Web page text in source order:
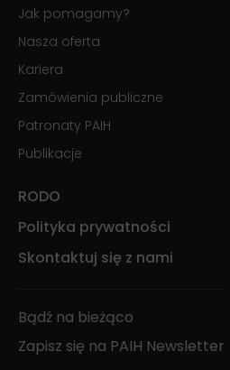
Jak pomagamy?
Nasza oferta
Kariera
Zamówienia publiczne
Patronaty PAIH
Publikacje
RODO
Polityka prywatności
Skontaktuj się z nami
Bądź na bieżąco
Zapisz się na PAIH Newsletter